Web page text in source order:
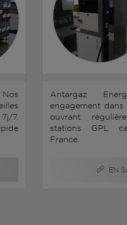
7,
Antargaz
engagement
ouvrant
stations GPL
France.
EN